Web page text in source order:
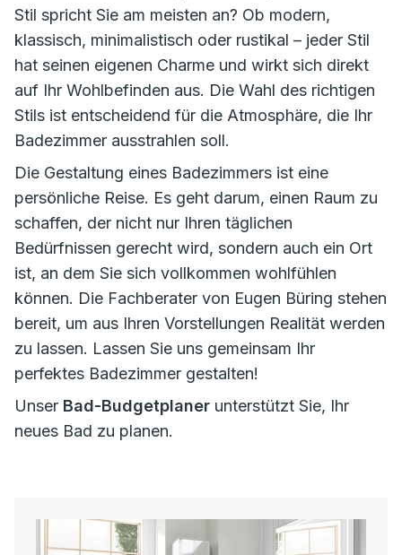
Stil spricht Sie am meisten an? Ob modern,
klassisch, minimalistisch oder rustikal – jeder Stil
hat seinen eigenen Charme und wirkt sich direkt
auf Ihr Wohlbefinden aus. Die Wahl des richtigen
Stils ist entscheidend für die Atmosphäre, die Ihr
Badezimmer ausstrahlen soll.
Die Gestaltung eines Badezimmers ist eine
persönliche Reise. Es geht darum, einen Raum zu
schaffen, der nicht nur Ihren täglichen
Bedürfnissen gerecht wird, sondern auch ein Ort
ist, an dem Sie sich vollkommen wohlfühlen
können. Die Fachberater von Eugen Büring stehen
bereit, um aus Ihren Vorstellungen Realität werden
zu lassen. Lassen Sie uns gemeinsam Ihr
perfektes Badezimmer gestalten!
Unser Bad-Budgetplaner unterstützt Sie, Ihr
neues Bad zu planen.